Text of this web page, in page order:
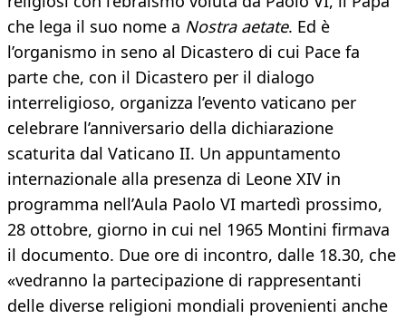
che lega il suo nome a Nostra aetate. Ed è
l’organismo in seno al Dicastero di cui Pace fa
parte che, con il Dicastero per il dialogo
interreligioso, organizza l’evento vaticano per
celebrare l’anniversario della dichiarazione
scaturita dal Vaticano II. Un appuntamento
internazionale alla presenza di Leone XIV in
programma nell’Aula Paolo VI martedì prossimo,
28 ottobre, giorno in cui nel 1965 Montini firmava
il documento. Due ore di incontro, dalle 18.30, che
«vedranno la partecipazione di rappresentanti
delle diverse religioni mondiali provenienti anche